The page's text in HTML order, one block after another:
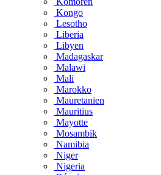
Kongo
Lesotho
Liberia
Libyen
Madagaskar
Malawi
Mali
Marokko
Mauretanien
Mauritius
Mayotte
Mosambik
Namibia
Niger
Nigeria